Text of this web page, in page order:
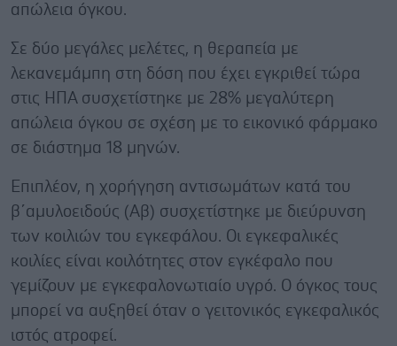
απώλεια όγκου.
Σε δύο μεγάλες μελέτες, η θεραπεία με
λεκανεμάμπη στη δόση που έχει εγκριθεί τώρα
στις ΗΠΑ συσχετίστηκε με 28% μεγαλύτερη
απώλεια όγκου σε σχέση με το εικονικό φάρμακο
σε διάστημα 18 μηνών.
Επιπλέον, η χορήγηση αντισωμάτων κατά του
β΄αμυλοειδούς (Αβ) συσχετίστηκε με διεύρυνση
των κοιλιών του εγκεφάλου. Οι εγκεφαλικές
κοιλίες είναι κοιλότητες στον εγκέφαλο που
γεμίζουν με εγκεφαλονωτιαίο υγρό. Ο όγκος τους
μπορεί να αυξηθεί όταν ο γειτονικός εγκεφαλικός
ιστός ατροφεί.